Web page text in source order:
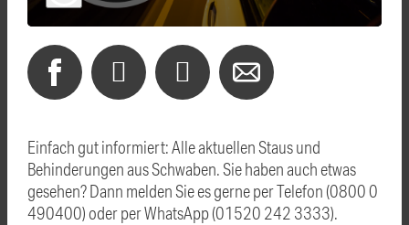
Einfach gut informiert: Alle aktuellen Staus und
Behinderungen aus Schwaben. Sie haben auch etwas
gesehen? Dann melden Sie es gerne per Telefon (0800 0
490400) oder per WhatsApp (01520 242 3333).